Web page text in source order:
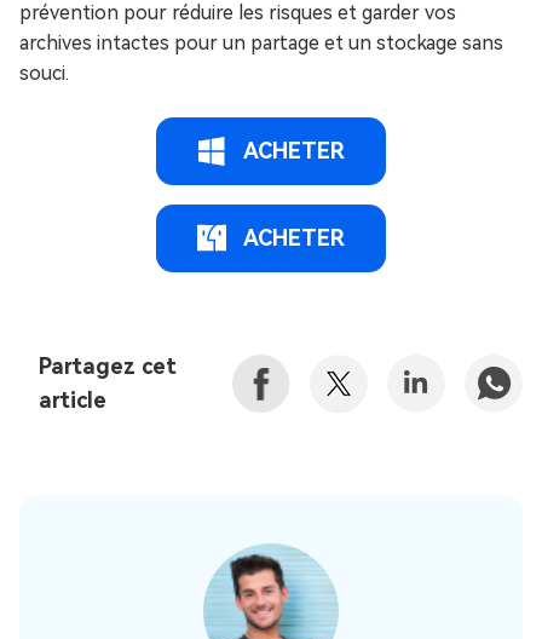
prévention pour réduire les risques et garder vos
archives intactes pour un partage et un stockage sans
souci.
ACHETER
ACHETER
Partagez cet
article